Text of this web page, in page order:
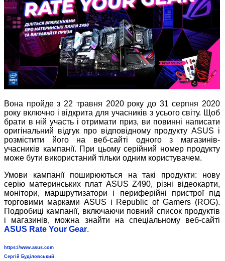
Вона пройде з 22 травня 2020 року до 31 серпня 2020
року включно і відкрита для учасників з усього світу. Щоб
брати в ній участь і отримати приз, ви повинні написати
оригінальний відгук про відповідному продукту ASUS і
розмістити його на веб-сайті одного з магазинів-
учасників кампанії. При цьому серійний номер продукту
може бути використаний тільки одним користувачем.
Умови кампанії поширюються на такі продукти: нову
серію материнських плат ASUS Z490, різні відеокарти,
монітори, маршрутизатори і периферійні пристрої під
торговими марками ASUS і Republic of Gamers (ROG).
Подробиці кампанії, включаючи повний список продуктів
і магазинів, можна знайти на спеціальному веб-сайті
ASUS Rate Your Gear.
https://www.asus.com
Сергій Буділовський